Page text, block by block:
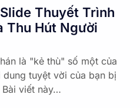
Thuyết Trình
Thu Hút Người
là "kẻ thù" số một của
tuyệt vời của bạn bị
viết này…